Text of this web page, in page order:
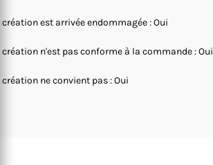
création est arrivée endommagée : Oui
création n'est pas conforme à la commande : Oui
création ne convient pas : Oui